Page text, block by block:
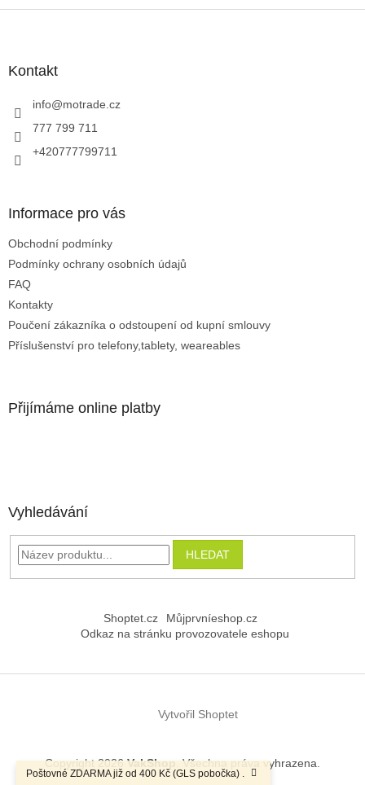
Poštovné ZDARMA již od 400 Kč (GLS pobočka) .
v
Kontakt
info@motrade.cz
777 799 711
+420777799711
Informace pro vás
Obchodní podmínky
Podmínky ochrany osobních údajů
FAQ
Kontakty
Poučení zákazníka o odstoupení od kupní smlouvy
Příslušenství pro telefony,tablety, weareables
Přijímáme online platby
Vyhledávání
HLEDAT
Shoptet.cz
Můjprvníeshop.cz
Odkaz na stránku provozovatele eshopu
Vytvořil Shoptet
Copyright 2026VakShop. Všechna práva vyhrazena.